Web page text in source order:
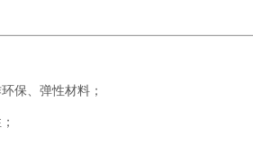
保、弹性材料；